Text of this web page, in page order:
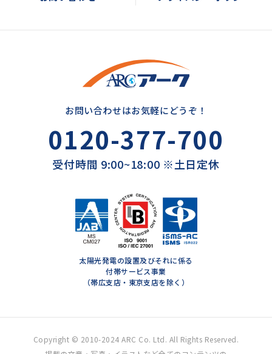
お問い合わせはお気軽にどうぞ！
0120-377-700
受付時間 9:00~18:00 ※土日定休
太陽光発電の設置及びそれに係る
付帯サービス事業
（帯広支店・東京支店を除く）
Copyright © 2010-2024 ARC Co. Ltd. All Rights Reserved.